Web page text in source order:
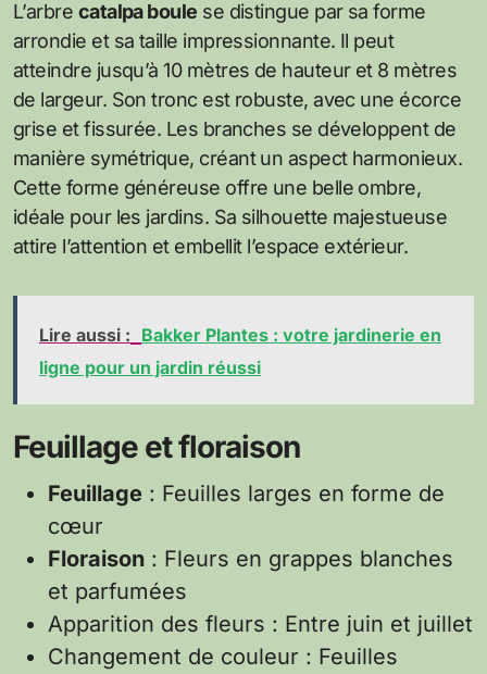
L’arbre catalpa boule se distingue par sa forme
arrondie et sa taille impressionnante. Il peut
atteindre jusqu’à 10 mètres de hauteur et 8 mètres
de largeur. Son tronc est robuste, avec une écorce
grise et fissurée. Les branches se développent de
manière symétrique, créant un aspect harmonieux.
Cette forme généreuse offre une belle ombre,
idéale pour les jardins. Sa silhouette majestueuse
attire l’attention et embellit l’espace extérieur.
Lire aussi : Bakker Plantes : votre jardinerie en
ligne pour un jardin réussi
Feuillage et floraison
Feuillage : Feuilles larges en forme de
cœur
Floraison : Fleurs en grappes blanches
et parfumées
Apparition des fleurs : Entre juin et juillet
Changement de couleur : Feuilles